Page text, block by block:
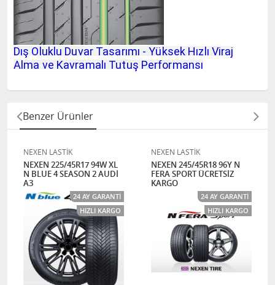
Dış Oluklu Duvar Tasarımı - Yüksek Hızlı Viraj
Alma ve Kavramalı Tutuş Performansı
Benzer Ürünler
NEXEN LASTİK
NEXEN 225/45R17 94W XL
N BLUE 4 SEASON 2 AUDİ
A3
24 AY GARANTI
HIZLI KARGO
NEXEN LASTİK
NEXEN 245/45R18 96Y N
FERA SPORT ÜCRETSİZ
KARGO
24 AY GARANTI
HIZLI KARGO